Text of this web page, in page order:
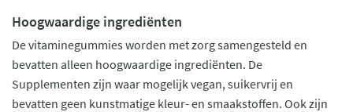
Hoogwaardige ingrediënten
De vitaminegummies worden met zorg samengesteld en
bevatten alleen hoogwaardige ingrediënten. De
Supplementen zijn waar mogelijk vegan, suikervrij en
bevatten geen kunstmatige kleur- en smaakstoffen. Ook zijn